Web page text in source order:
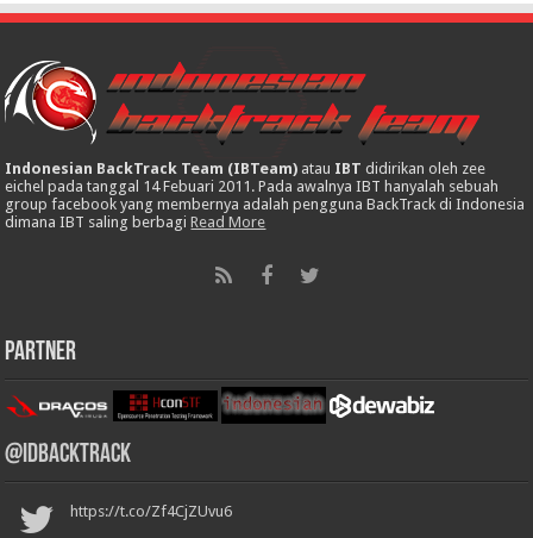
Indonesian BackTrack Team (IBTeam) atau IBT didirikan oleh zee
eichel pada tanggal 14 Febuari 2011. Pada awalnya IBT hanyalah sebuah
group facebook yang membernya adalah pengguna BackTrack di Indonesia
dimana IBT saling berbagiRead More
Partner
@IDBackTrack
https://t.co/Zf4CjZUvu6